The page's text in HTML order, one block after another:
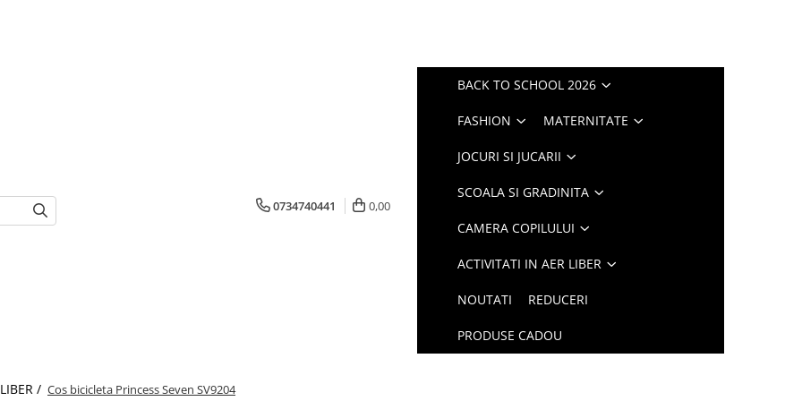
0734740441 0,00
BACK TO SCHOOL 2026
FASHION MATERNITATE
JOCURI SI JUCARII
SCOALA SI GRADINITA
CAMERA COPILULUI
ACTIVITATI IN AER LIBER
NOUTATI REDUCERI
PRODUSE CADOU
/ Cos bicicleta Princess Seven SV9204